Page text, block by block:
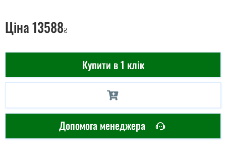
Ціна13588₴
Купити в 1 клік
Допомога менеджера